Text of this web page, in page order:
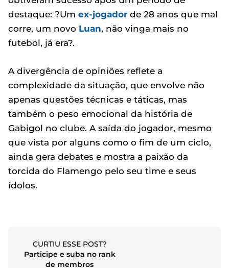
destaque: ?Um ex-jogador de 28 anos que mal
corre, um novo Luan, não vinga mais no
futebol, já era?.
A divergência de opiniões reflete a
complexidade da situação, que envolve não
apenas questões técnicas e táticas, mas
também o peso emocional da história de
Gabigol no clube. A saída do jogador, mesmo
que vista por alguns como o fim de um ciclo,
ainda gera debates e mostra a paixão da
torcida do Flamengo pelo seu time e seus
ídolos.
CURTIU ESSE POST?
Participe e suba no rank
de membros